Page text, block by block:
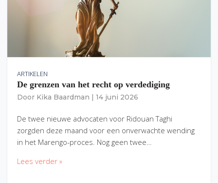
ARTIKELEN
De grenzen van het recht op verdediging
Door Kika Baardman 14 juni 2026
De twee nieuwe advocaten voor Ridouan Taghi
zorgden deze maand voor een onverwachte wending
in het Marengo-proces. Nog geen twee…
Lees verder »